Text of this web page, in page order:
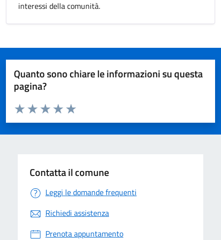
interessi della comunità.
Quanto sono chiare le informazioni su questa
pagina?
Valuta da 1 a 5 stelle la pagina
Valuta 5 stelle su 5
Valuta 4 stelle su 5
Valuta 3 stelle su 5
Valuta 2 stelle su 5
Valuta 1 stelle su 5
Contatta il comune
Leggi le domande frequenti
Richiedi assistenza
Prenota appuntamento